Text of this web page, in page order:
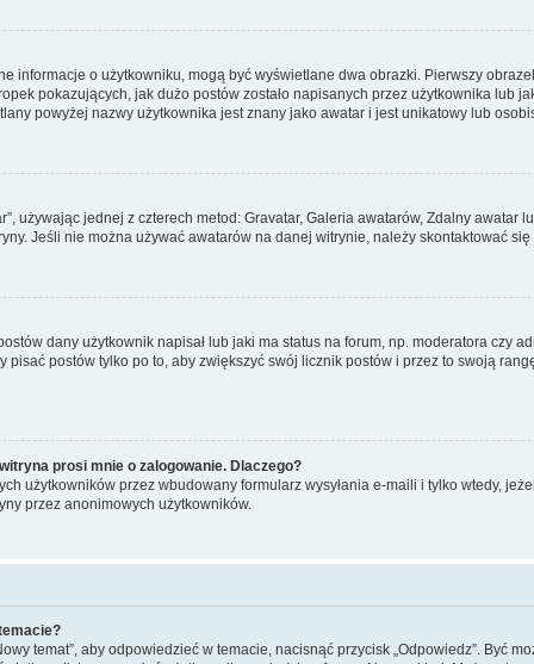
informacje o użytkowniku, mogą być wyświetlane dwa obrazki. Pierwszy
pokazujących, jak dużo postów zostało napisanych przez użytkownika lub
powyżej nazwy użytkownika jest znany jako awatar i jest unikatowy lub
używając jednej z czterech metod: Gravatar, Galeria awatarów, Zdalny
Jeśli nie można używać awatarów na danej witrynie, należy skontaktować
dany użytkownik napisał lub jaki ma status na forum, np. moderatora czy
postów tylko po to, aby zwiększyć swój licznik postów i przez to swoją
prosi mnie o zalogowanie. Dlaczego?
użytkowników przez wbudowany formularz wysyłania e-maili i tylko wtedy,
przez anonimowych użytkowników.
temat”, aby odpowiedzieć w temacie, nacisnąć przycisk „Odpowiedz”. Być